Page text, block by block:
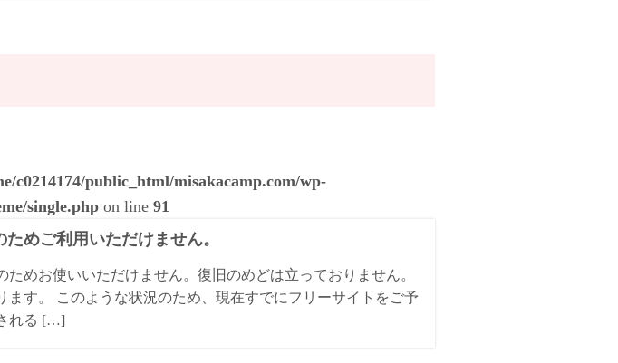
c0214174/public_html/misakacamp.com/wp-
single.phpon line 91
めご利用いただけません。
めお使いいただけません。復旧のめどは立っておりません。
ます。 このような状況のため、現在すでにフリーサイトをご予
れる […]